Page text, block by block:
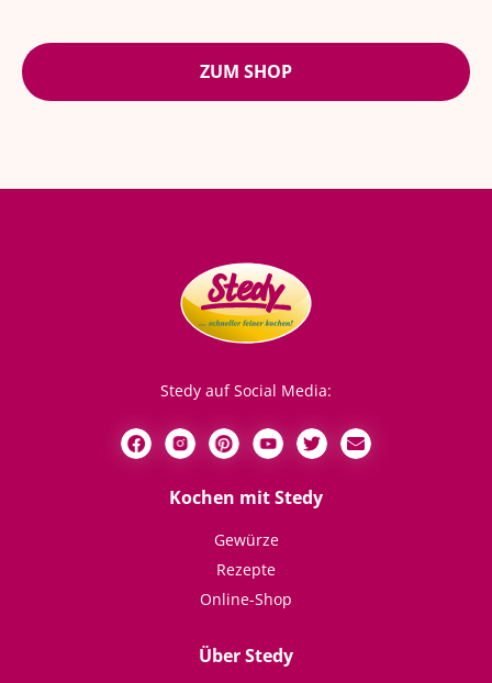
ZUM SHOP
Stedy auf Social Media:
Kochen mit Stedy
Gewürze
Rezepte
Online-Shop
Über Stedy